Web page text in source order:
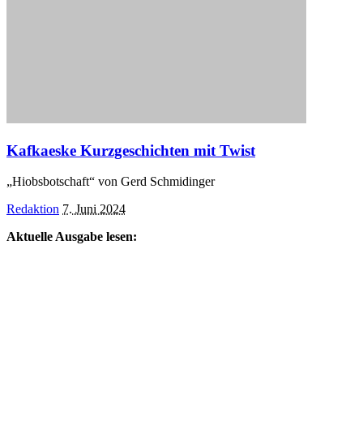
Kafkaeske Kurzgeschichten mit Twist
„Hiobsbotschaft“ von Gerd Schmidinger
Posted
Redaktion 7. Juni 2024
Aktuelle Ausgabe lesen: